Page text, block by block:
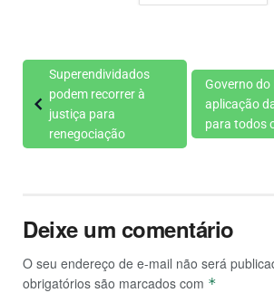
Superendividados
podem recorrer à
justiça para
renegociação
Governo
aplicação
para todos
Deixe um comentário
O seu endereço de e-mail não será
obrigatórios são marcados com *